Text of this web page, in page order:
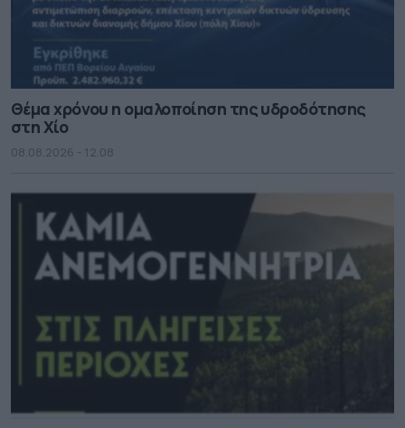
Θέμα χρόνου η ομαλοποίηση της υδροδότησης
στη Χίο
08.08.2026 - 12.08